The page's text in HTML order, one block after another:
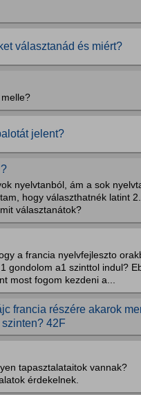
választanád és miért?
jelent?
nyelvtanból, ám a sok
hogy választhatnék latint 2.
választanátok?
a francia nyelvfejleszto
gondolom a1 szinttol indul?
most fogom kezdeni a...
francia részére akarok
42F
tapasztalataitok vannak?
érdekelnek.